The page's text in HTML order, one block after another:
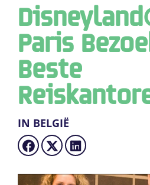
Paris
Beste
IN BELGIË